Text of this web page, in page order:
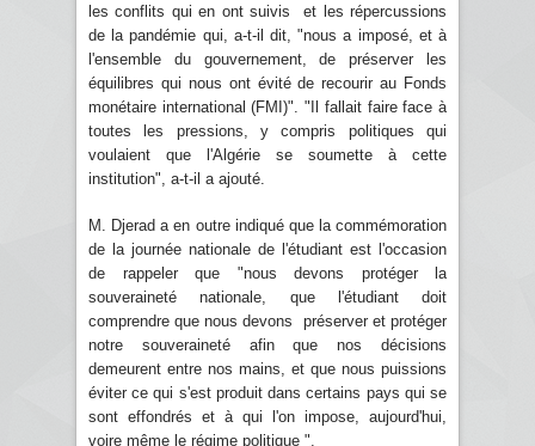
les conflits qui en ont suivis et les répercussions
de la pandémie qui, a-t-il dit, "nous a imposé, et à
l'ensemble du gouvernement, de préserver les
équilibres qui nous ont évité de recourir au Fonds
monétaire international (FMI)". "Il fallait faire face à
toutes les pressions, y compris politiques qui
voulaient que l'Algérie se soumette à cette
institution", a-t-il a ajouté.
M. Djerad a en outre indiqué que la commémoration
de la journée nationale de l'étudiant est l'occasion
de rappeler que "nous devons protéger la
souveraineté nationale, que l'étudiant doit
comprendre que nous devons préserver et protéger
notre souveraineté afin que nos décisions
demeurent entre nos mains, et que nous puissions
éviter ce qui s'est produit dans certains pays qui se
sont effondrés et à qui l'on impose, aujourd'hui,
voire même le régime politique ".